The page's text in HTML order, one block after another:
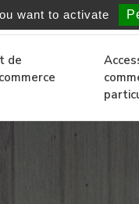
de
want to activate